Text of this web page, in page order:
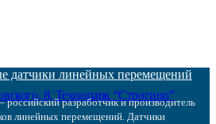
8, Технопарк “Строгино”
разработчик и производитель
линейных перемещений. Датчики